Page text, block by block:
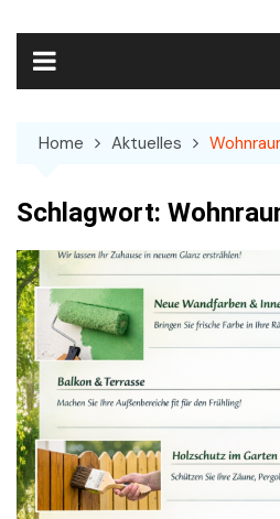
content
Home Aktuelles
Schlagwort: